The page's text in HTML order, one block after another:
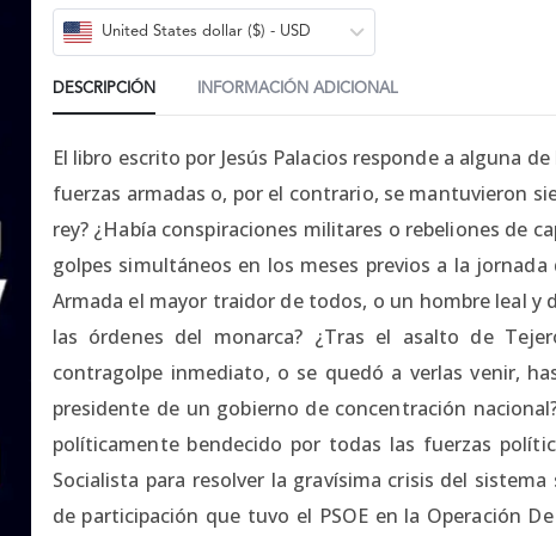
United States dollar ($) - USD
DESCRIPCIÓN INFORMACIÓN ADICIONAL
El libro escrito por Jesús Palacios responde a alguna
fuerzas armadas o, por el contrario, se mantuvieron
rey? ¿Había conspiraciones militares o rebeliones de
golpes simultáneos en los meses previos a la
Armada el mayor traidor de todos, o un hombre leal
las órdenes del monarca? ¿Tras el asalto de
contragolpe inmediato, o se quedó a verlas venir,
presidente de un gobierno de concentración
políticamente bendecido por todas las fuerzas
Socialista para resolver la gravísima crisis del
de participación que tuvo el PSOE en la Operación